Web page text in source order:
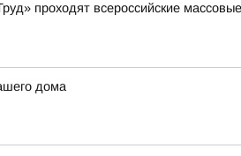
проходят всероссийские
дома